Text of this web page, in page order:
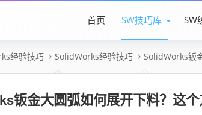
首页 SW技巧库 SW
经验技巧 SolidWorks经验技巧 SolidWorks钣
钣金大圆弧如何展开下料？这个